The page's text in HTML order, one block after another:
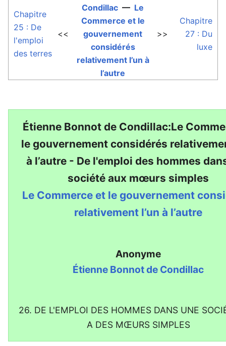
Chapitre
25 : De
l'emploi
des terres
<<
Condillac — Le
Commerce et le
gouvernement
considérés
relativement l’un à
l’autre
>>
Chapitre
27 : Du
luxe
Étienne Bonnot de Condillac:Le
le gouvernement considérés
à l’autre - De l'emploi des hommes
société aux mœurs simples
Le Commerce et le gouvernement
relativement l’un à l’autre
Anonyme
Étienne Bonnot de Condillac
26. DE L'EMPLOI DES HOMMES DANS UNE
A DES MŒURS SIMPLES